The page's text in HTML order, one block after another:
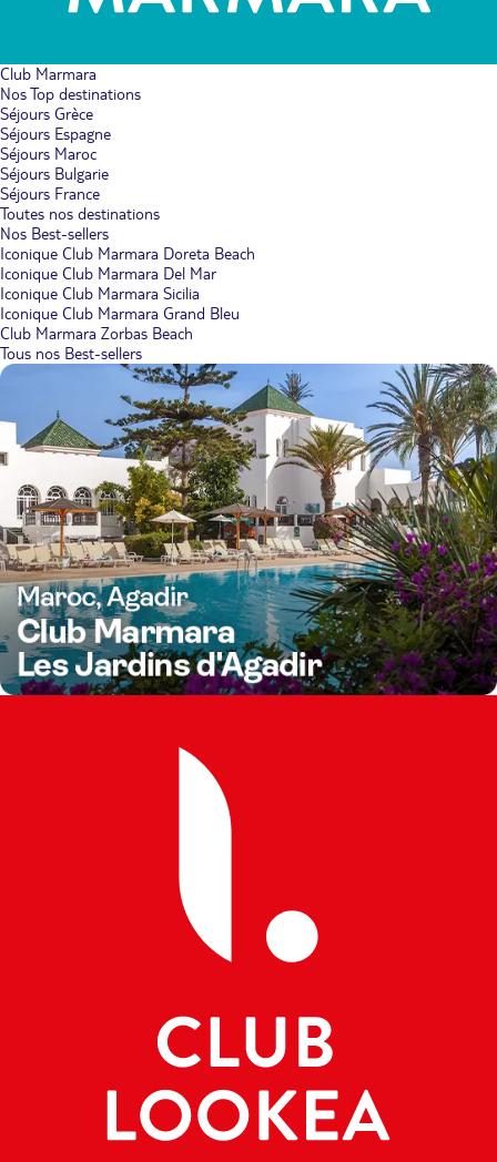
Club Marmara
Nos Top destinations
Séjours Grèce
Séjours Espagne
Séjours Maroc
Séjours Bulgarie
Séjours France
Toutes nos destinations
Nos Best-sellers
Iconique Club Marmara Doreta Beach
Iconique Club Marmara Del Mar
Iconique Club Marmara Sicilia
Iconique Club Marmara Grand Bleu
Club Marmara Zorbas Beach
Tous nos Best-sellers